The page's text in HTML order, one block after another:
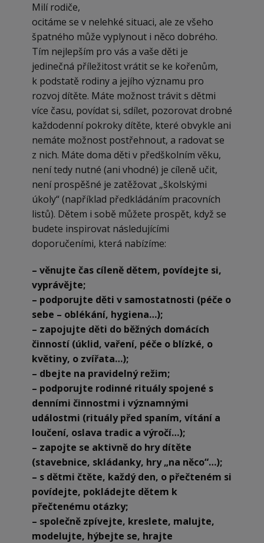
Milí rodiče,
ocitáme se v nelehké situaci, ale ze všeho
špatného může vyplynout i něco dobrého.
Tím nejlepším pro vás a vaše děti je
jedinečná příležitost vrátit se ke kořenům,
k podstatě rodiny a jejího významu pro
rozvoj dítěte. Máte možnost trávit s dětmi
více času, povídat si, sdílet, pozorovat drobné
každodenní pokroky dítěte, které obvykle ani
nemáte možnost postřehnout, a radovat se
z nich. Máte doma děti v předškolním věku,
není tedy nutné (ani vhodné) je cíleně učit,
není prospěšné je zatěžovat „školskými
úkoly“ (například předkládáním pracovních
listů). Dětem i sobě můžete prospět, když se
budete inspirovat následujícími
doporučeními, která nabízíme:
– věnujte čas cíleně dětem, povídejte si,
vyprávějte;
– podporujte děti v samostatnosti (péče o
sebe – oblékání, hygiena…);
– zapojujte děti do běžných domácích
činností (úklid, vaření, péče o blízké, o
květiny, o zvířata…);
– dbejte na pravidelný režim;
– podporujte rodinné rituály spojené s
denními činnostmi i významnými
událostmi (rituály před spaním, vítání a
loučení, oslava tradic a výročí…);
– zapojte se aktivně do hry dítěte
(stavebnice, skládanky, hry „na něco“…);
– s dětmi čtěte, každý den, o přečteném si
povídejte, pokládejte dětem k
přečtenému otázky;
– společně zpívejte, kreslete, malujte,
modelujte, hýbejte se, hrajte